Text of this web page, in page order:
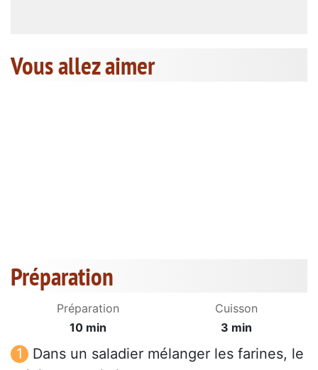
Vous allez aimer
Préparation
Préparation
10 min
Cuisson
3 min
Dans un saladier mélanger les farines, le